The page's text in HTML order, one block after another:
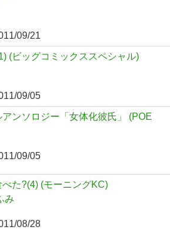
09/21
(ビッグコミックススペシャル)
09/05
ンソロジー「女体化彼氏」 (POE
09/05
べた?(4) (モーニングKC)
み
08/28